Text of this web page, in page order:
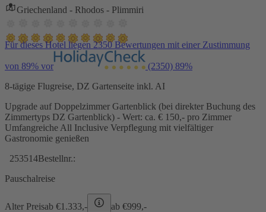
Griechenland - Rhodos - Plimmiri
Für dieses Hotel liegen 2350 Bewertungen mit einer Zustimmung
von 89% vor (2350) 89%
8-tägige Flugreise, DZ Gartenseite inkl. AI
Upgrade auf Doppelzimmer Gartenblick (bei direkter Buchung des
Zimmertyps DZ Gartenblick) - Wert: ca. € 150,- pro Zimmer
Umfangreiche All Inclusive Verpflegung mit vielfältiger
Gastronomie genießen
253514Bestellnr.:
Pauschalreise
Alter Preisab €1.333,- ab €999,-